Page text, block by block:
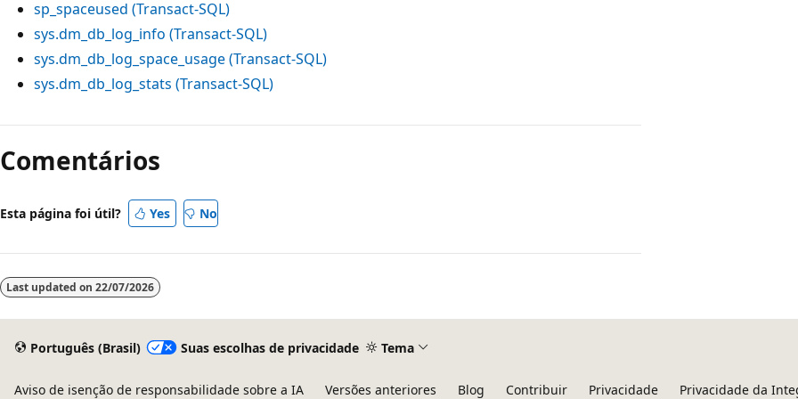
sp_spaceused (Transact-SQL)
sys.dm_db_log_info (Transact-SQL)
sys.dm_db_log_space_usage (Transact-SQL)
sys.dm_db_log_stats (Transact-SQL)
Comentários
Esta página foi útil? Yes No
Last updated on 22/07/2026
Português (Brasil) Suas escolhas de privacidade Tema
Aviso de isenção de responsabilidade sobre a IA Versões anteriores Blog Contribuir Privacidade Privacidade da